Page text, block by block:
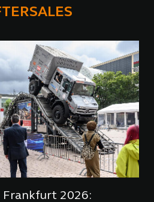
Frankfurt 2026: